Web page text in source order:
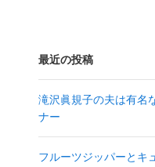
最近の投稿
滝沢眞規子の夫は有名
ナー
フルーツジッパーとキ